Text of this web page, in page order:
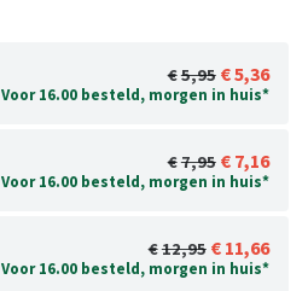
5,95 5,36
Voor 16.00 besteld, morgen in huis*
7,95 7,16
Voor 16.00 besteld, morgen in huis*
12,95 11,66
Voor 16.00 besteld, morgen in huis*